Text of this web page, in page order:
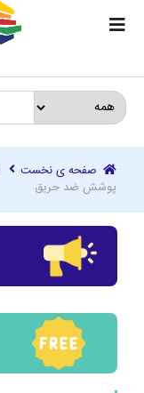
صفحه ی نخست
پوشش ضد حریق